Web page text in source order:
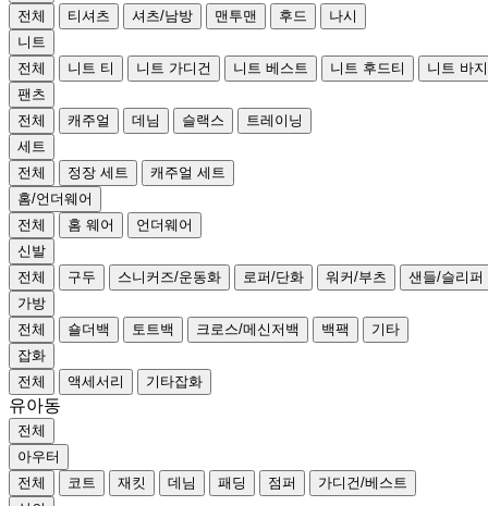
전체
티셔츠 셔츠/남방 맨투맨 후드
나시
니트
전체
니트 티 니트 가디건 니트 베스트 니트 후드티
니트 바지
팬츠
전체
캐주얼 데님 슬랙스
트레이닝
세트
전체
정장 세트
캐주얼 세트
홈/언더웨어
전체
홈 웨어
언더웨어
신발
전체
구두 스니커즈/운동화 로퍼/단화 워커/부츠
샌들/슬리퍼
가방
전체
숄더백 토트백 크로스/메신저백 백팩
기타
잡화
전체
액세서리 기타잡화
유아동
전체
아우터
전체
코트 재킷 데님 패딩 점퍼
가디건/베스트